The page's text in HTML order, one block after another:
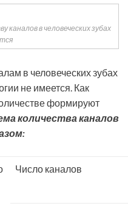
каналов в человеческих зубах
в человеческих зубах
не имеется. Как
формируют
количества каналов
Число каналов